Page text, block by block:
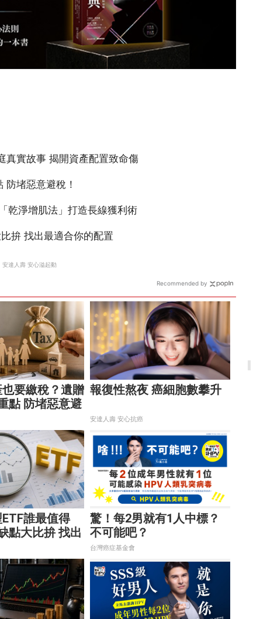
要繳稅？遺贈
點 防堵惡意避
報復性熬夜 癌細胞數攀升
安達人壽 安心抗癌
誰最值得
點大比拚 找出
驚！每2男就有1人中標？
不可能吧？
台灣癌症基金會
Recommended by